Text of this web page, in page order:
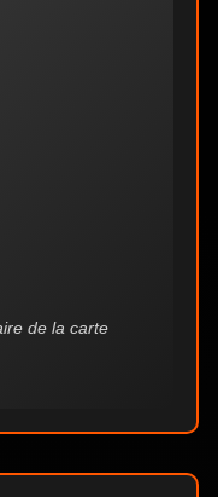
de la carte